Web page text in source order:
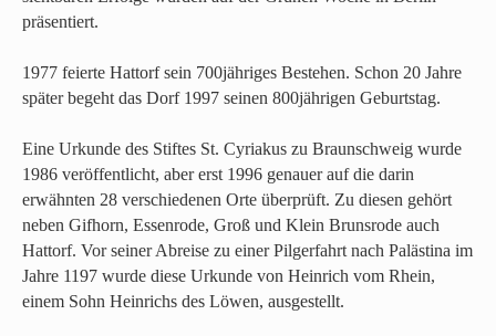
präsentiert.
1977 feierte Hattorf sein 700jähriges Bestehen. Schon 20 Jahre
später begeht das Dorf 1997 seinen 800jährigen Geburtstag.
Eine Urkunde des Stiftes St. Cyriakus zu Braunschweig wurde
1986 veröffentlicht, aber erst 1996 genauer auf die darin
erwähnten 28 verschiedenen Orte überprüft. Zu diesen gehört
neben Gifhorn, Essenrode, Groß und Klein Brunsrode auch
Hattorf. Vor seiner Abreise zu einer Pilgerfahrt nach Palästina im
Jahre 1197 wurde diese Urkunde von Heinrich vom Rhein,
einem Sohn Heinrichs des Löwen, ausgestellt.